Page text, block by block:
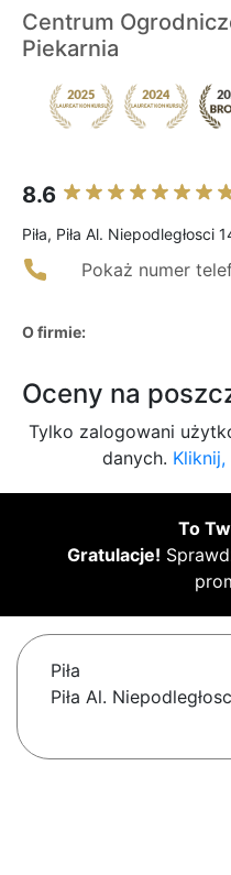
Centrum
Piekarnia
8.6
Piła, Piła Al. Niepodległosci
Pokaż numer
O firmie:
Oceny na
Tylko zalogowani
danych.
To
Gratulacje!
Piła
Piła Al.